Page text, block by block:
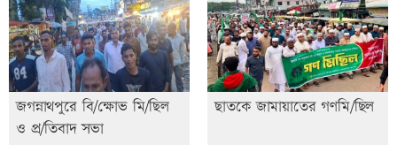
জগন্নাথপুরে বি/ক্ষোভ মি/ছিল
ও প্র/তিবাদ সভা
ছাতকে জামায়াতের গণমি/ছিল